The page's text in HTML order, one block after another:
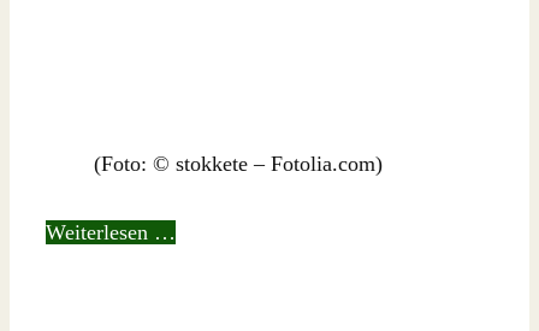
(Foto: © stokkete – Fotolia.com)
Weiterlesen …